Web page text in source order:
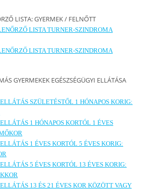
LISTA: GYERMEK / FELNŐTT
LISTA TURNER-SZINDROMA
LISTA TURNER-SZINDROMA
GYERMEKEK EGÉSZSÉGÜGYI ELLÁTÁSA
SZÜLETÉSTŐL 1 HÓNAPOS KORIG:
1 HÓNAPOS KORTÓL 1 ÉVES
1 ÉVES KORTÓL 5 ÉVES KORIG:
5 ÉVES KORTÓL 13 ÉVES KORIG:
13 ÉS 21 ÉVES KOR KÖZÖTT VAGY